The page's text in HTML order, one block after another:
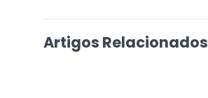
Artigos Relacionados